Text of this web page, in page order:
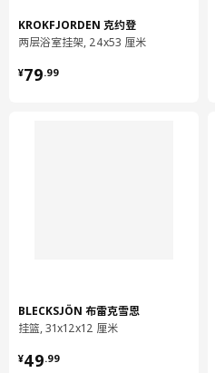
KROKFJORDEN 克约登
两层浴室挂架, 24x53 厘米
¥79.99
¥ 79.99
BLECKSJÖN 布雷克雪恩
挂篮, 31x12x12 厘米
¥49.99
¥ 49.99